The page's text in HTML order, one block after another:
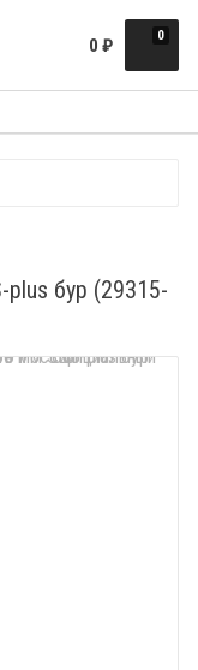
0
0 ₽
бур (29315-